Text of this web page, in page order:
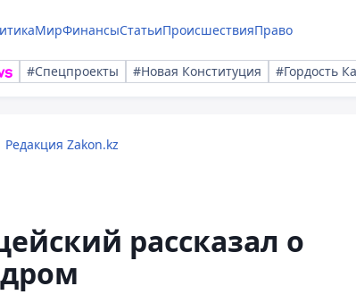
МирФинансыСтатьиПроисшествияПраво
#Спецпроекты #Новая Конституция #Гордость
Редакция Zakon.kz
рассказал о